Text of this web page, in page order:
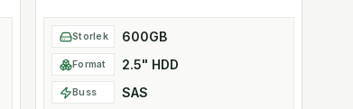
Storlek 600GB
Format 2.5" HDD
Buss SAS